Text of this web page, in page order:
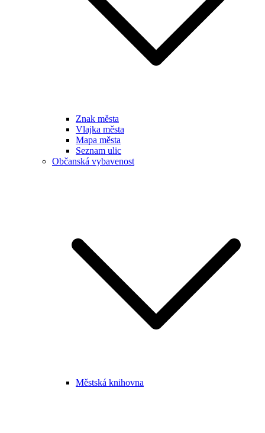
Znak města
Vlajka města
Mapa města
Seznam ulic
Občanská vybavenost
Městská knihovna